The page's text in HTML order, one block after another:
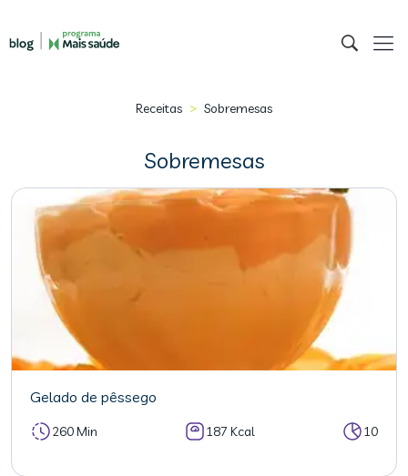
Receitas > Sobremesas
Sobremesas
Gelado de pêssego
260 Min 187 Kcal 10